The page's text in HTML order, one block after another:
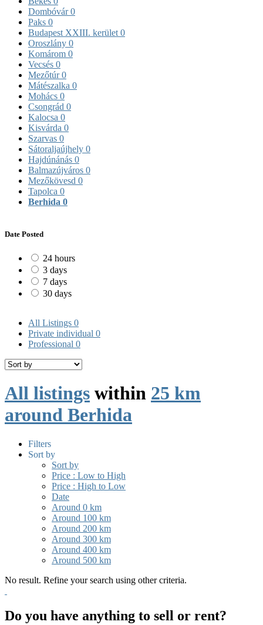
Dombóvár0
Paks 0
Budapest XXIII. kerület 0
Oroszlány 0
Komárom 0
Vecsés 0
Mezőtúr0
Mátészalka 0
Mohács 0
Csongrád 0
Kalocsa 0
Kisvárda 0
Szarvas 0
Sátoraljaújhely 0
Hajdúnánás 0
Balmazújváros 0
Mezőkövesd 0
Tapolca 0
Berhida 0
Date Posted
24 hours
3 days
7 days
30 days
All Listings 0
Private individual 0
Professional 0
All listings within 25 km
around Berhida
Filters
Sort by
Sort by
Price : Low to High
Price : High to Low
Date
Around 0 km
Around 100 km
Around 200 km
Around 300 km
Around 400 km
Around 500 km
No result. Refine your search using other criteria.
Do you have anything to sell or rent?